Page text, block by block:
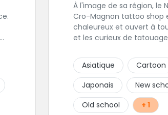
À l'image de sa région, le
Cro-Magnon tattoo shop
chaleureux et ouvert à
et les curieux de
artistiques à votre service.
Asiatique Cartoon
Japonais
New
Old school
+ 1